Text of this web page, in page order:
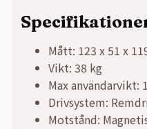
Mått: 123 x 51 x
Vikt: 38 kg
Max användarvikt:
Drivsystem:
Motstånd: